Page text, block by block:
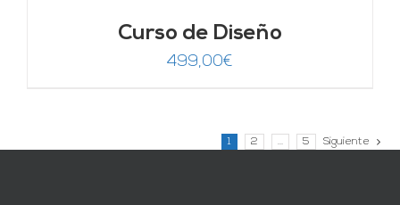
Curso de Diseño
499,00€
1 2 … 5 Siguiente